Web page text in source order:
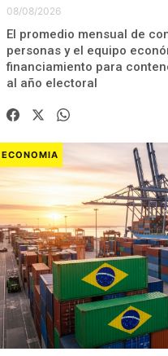
08/08/2026
El promedio mensual de
personas y el equipo
financiamiento para
al año electoral
ECONOMIA